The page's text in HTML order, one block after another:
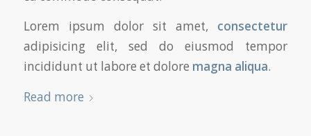
Lorem ipsum dolor sit amet, consectetur
adipisicing elit, sed do eiusmod tempor
incididunt ut labore et dolore magna aliqua.
Read more